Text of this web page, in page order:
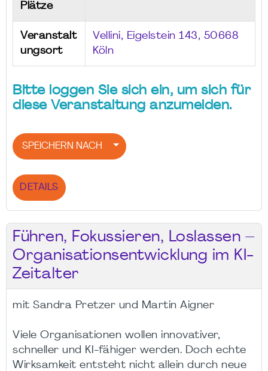
Plätze
Veranstalt
ungsort
Vellini, Eigelstein 143, 50668
Köln
Bitte loggen Sie sich ein, um sich für
diese Veranstaltung anzumelden.
SPEICHERN NACH
DETAILS
Führen, Fokussieren, Loslassen –
Organisationsentwicklung im KI-
Zeitalter
mit Sandra Pretzer und Martin Aigner
Viele Organisationen wollen innovativer,
schneller und KI-fähiger werden. Doch echte
Wirksamkeit entsteht nicht allein durch neue